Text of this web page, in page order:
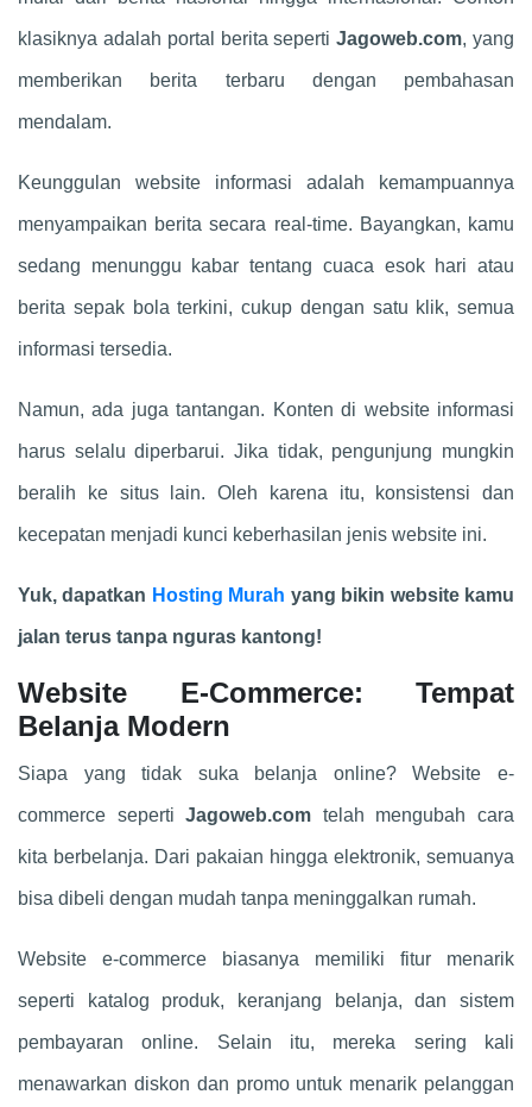
klasiknya adalah portal berita sepertiJagoweb.com, yang
memberikan berita terbaru dengan pembahasan
mendalam.
Keunggulan website informasi adalah kemampuannya
menyampaikan berita secara real-time. Bayangkan, kamu
sedang menunggu kabar tentang cuaca esok hari atau
berita sepak bola terkini, cukup dengan satu klik, semua
informasi tersedia.
Namun, ada juga tantangan. Konten di website informasi
harus selalu diperbarui. Jika tidak, pengunjung mungkin
beralih ke situs lain. Oleh karena itu, konsistensi dan
kecepatan menjadi kunci keberhasilan jenis website ini.
Yuk, dapatkan Hosting Murah yang bikin website kamu
jalan terus tanpa nguras kantong!
Website E-Commerce: Tempat
Belanja Modern
Siapa yang tidak suka belanja online? Website e-
commerce sepertiJagoweb.com telah mengubah cara
kita berbelanja. Dari pakaian hingga elektronik, semuanya
bisa dibeli dengan mudah tanpa meninggalkan rumah.
Website e-commerce biasanya memiliki fitur menarik
seperti katalog produk, keranjang belanja, dan sistem
pembayaran online. Selain itu, mereka sering kali
menawarkan diskon dan promo untuk menarik pelanggan